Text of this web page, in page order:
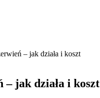
– jak działa i koszt
– jak działa i koszt